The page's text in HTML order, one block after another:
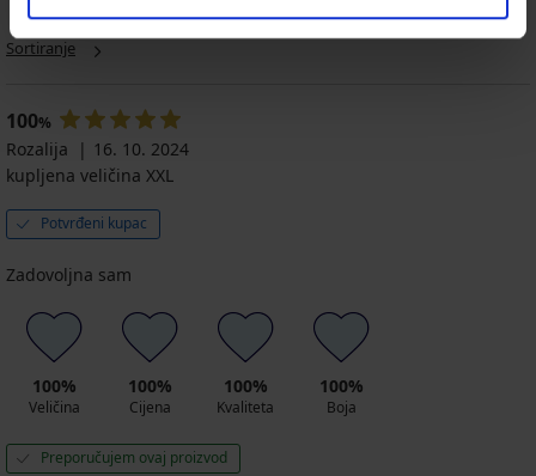
Sortiranje
100%
Rozalija
16. 10. 2024
kupljena veličina XXL
Potvrđeni kupac
Zadovoljna sam
100%
Veličina
100%
Cijena
100%
Kvaliteta
100%
Boja
Preporučujem ovaj proizvod